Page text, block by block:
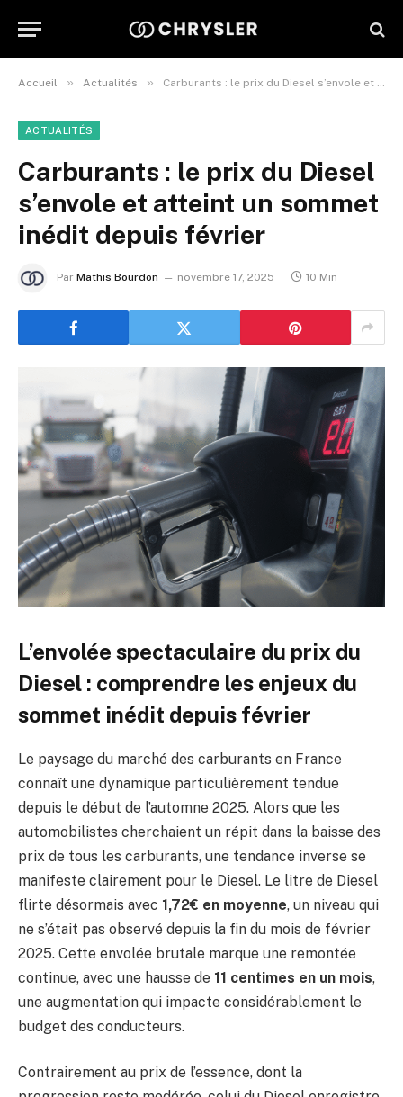
Accueil » Actualités » Carburants : le prix du Diesel s’envole et atteint un sommet inédit depuis février
ACTUALITÉS
Carburants : le prix du Diesel
s’envole et atteint un sommet
inédit depuis février
Par Mathis Bourdon novembre 17, 2025 10 Min
L’envolée spectaculaire du prix du
Diesel : comprendre les enjeux du
sommet inédit depuis février
Le paysage du marché des carburants en France
connaît une dynamique particulièrement tendue
depuis le début de l’automne 2025. Alors que les
automobilistes cherchaient un répit dans la baisse des
prix de tous les carburants, une tendance inverse se
manifeste clairement pour le Diesel. Le litre de Diesel
flirte désormais avec 1,72€ en moyenne, un niveau qui
ne s’était pas observé depuis la fin du mois de février
2025. Cette envolée brutale marque une remontée
continue, avec une hausse de 11 centimes en un mois,
une augmentation qui impacte considérablement le
budget des conducteurs.
Contrairement au prix de l’essence, dont la